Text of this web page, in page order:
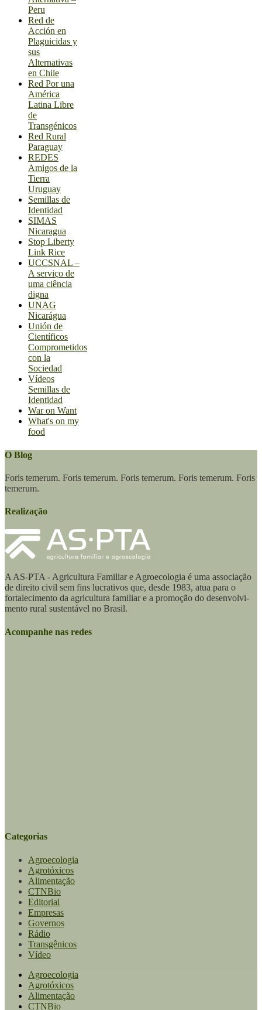
Peru
Red de
Acción en
Plaguicidas y
sus
Alternativas
en Chile
Red Por una
América
Latina Libre
de
Transgénicos
Red Rural
Paraguay
REDES
Amigos de la
Tierra
Uruguay
Semillas de
Identidad
SIMAS
Nicaragua
Stop Liberty
Link Rice
UCCSNAL –
A serviço de
uma ciência
digna
UNAG
Nicarágua
Unión de
Científicos
Comprometidos
con la
Sociedad
Vídeos
Semillas de
Identidad
War on Want
What's on my
food
O Blog
Foris temerum. Foris temerum. Foris temerum. Foris temerum. Foris
temerum.
Realização
A AS-PTA - Agricultura Familiar e Agro­ecologia é uma associação
de direito civil sem fins lucrativos que, desde 1983, atua para o
fortalecimento da agricultura familiar e a promoção do desenvolvi­
mento rural sustentável no Brasil.
Acompanhe nas redes
Categorias
Agroecologia
Agrotóxicos
Alimentação
CTNBio
Editorial
Empresas
Governos
Rádio
Transgênicos
Vídeo
Agroecologia
Agrotóxicos
Alimentação
CTNBio